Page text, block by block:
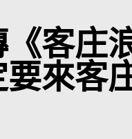
《客庄
來客